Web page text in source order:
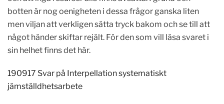
botten är nog oenigheten i dessa frågor ganska liten
men viljan att verkligen sätta tryck bakom och se till att
något händer skiftar rejält. För den som vill läsa svaret i
sin helhet finns det här.
190917 Svar på Interpellation systematiskt
jämställdhetsarbete